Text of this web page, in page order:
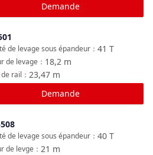
Demande
41 T
de levage sous épandeur ：
18,2 m
de levage ：
23,47 m
rail ：
Demande
40 T
de levage sous épandeur ：
21 m
de levge ：